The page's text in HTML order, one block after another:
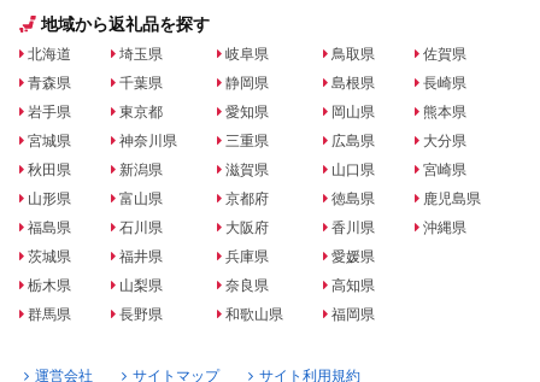
地域から返礼品を探す
北海道
青森県
岩手県
宮城県
秋田県
山形県
福島県
茨城県
栃木県
群馬県
埼玉県
千葉県
東京都
神奈川県
新潟県
富山県
石川県
福井県
山梨県
長野県
岐阜県
静岡県
愛知県
三重県
滋賀県
京都府
大阪府
兵庫県
奈良県
和歌山県
鳥取県
島根県
岡山県
広島県
山口県
徳島県
香川県
愛媛県
高知県
福岡県
佐賀県
長崎県
熊本県
大分県
宮崎県
鹿児島県
沖縄県
運営会社 サイトマップ サイト利用規約